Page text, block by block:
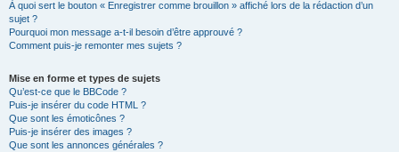
À quoi sert le bouton « Enregistrer comme brouillon » affiché lors de la rédaction d’un
sujet ?
Pourquoi mon message a-t-il besoin d’être approuvé ?
Comment puis-je remonter mes sujets ?
Mise en forme et types de sujets
Qu’est-ce que le BBCode ?
Puis-je insérer du code HTML ?
Que sont les émoticônes ?
Puis-je insérer des images ?
Que sont les annonces générales ?